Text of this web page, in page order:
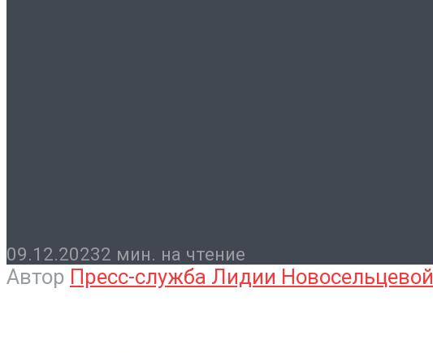
09.12.20232 мин. на чтение
Автор Пресс-служба Лидии Новосельцевой